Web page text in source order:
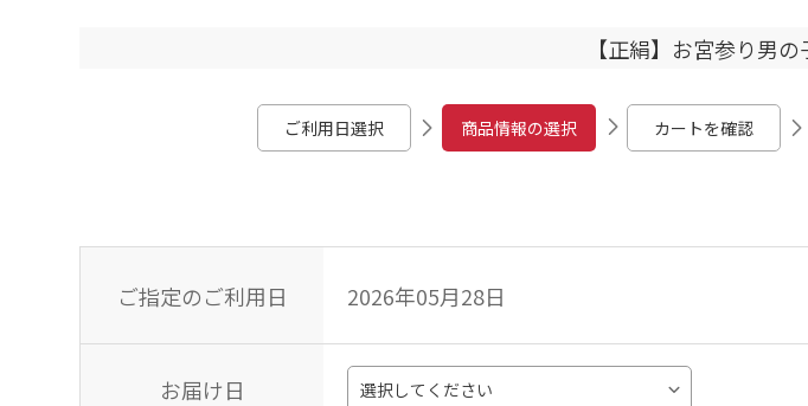
【正絹】お宮参り男
ご利用日選択 商品情報の選択 カートを確認
ご指定のご利用日 2026年05月28日
お届け日